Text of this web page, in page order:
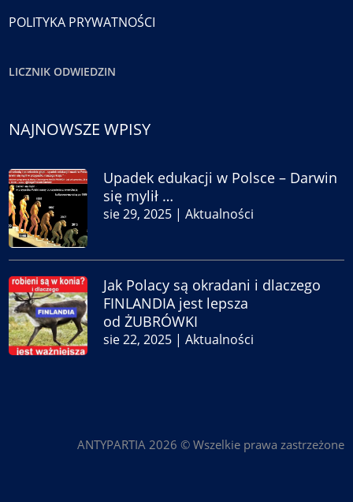
POLITYKA PRYWATNOŚCI
LICZNIK ODWIEDZIN
NAJNOWSZE WPISY
Upadek edukacji w Polsce – Darwin
się mylił …
sie 29, 2025 |Aktualności
Jak Polacy są okradani i dlaczego
FINLANDIA jest lepsza
od ŻUBRÓWKI
sie 22, 2025 |Aktualności
ANTYPARTIA 2026 © Wszelkie prawa zastrzeżone